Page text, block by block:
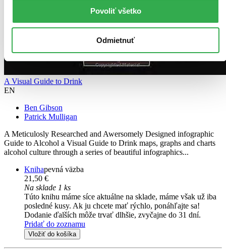
Povoliť všetko
Odmietnuť
A Visual Guide to Drink
EN
Ben Gibson
Patrick Mulligan
A Meticulosly Researched and Awersomely Designed infographic
Guide to Alcohol a Visual Guide to Drink maps, graphs and charts
alcohol culture through a series of beautiful infographics...
Knihapevná väzba
21,50 €
Na sklade 1 ks
Túto knihu máme síce aktuálne na sklade, máme však už iba
posledné kusy. Ak ju chcete mať rýchlo, ponáhľajte sa!
Dodanie ďalších môže trvať dlhšie, zvyčajne do 31 dní.
Pridať do zoznamu
Vložiť do košíka